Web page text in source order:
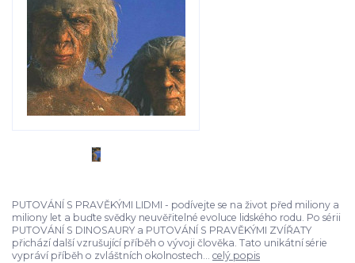
PUTOVÁNÍ S PRAVĚKÝMI LIDMI - podívejte se na život před miliony a
miliony let a buďte svědky neuvěřitelné evoluce lidského rodu. Po sérii
PUTOVÁNÍ S DINOSAURY a PUTOVÁNÍ S PRAVĚKÝMI ZVÍŘATY
přichází další vzrušující příběh o vývoji člověka. Tato unikátní série
vypráví příběh o zvláštních okolnostech... celý popis